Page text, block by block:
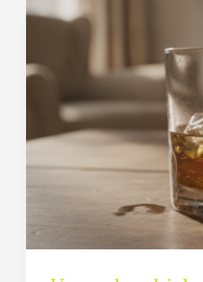
Verre
whisky
décryptage
calories
comparaison